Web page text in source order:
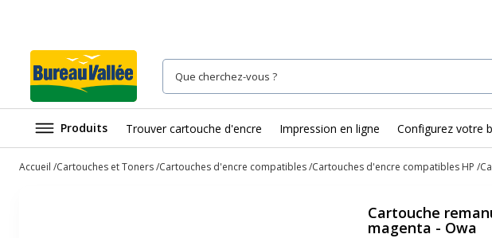
Produits Trouver cartouche d'encre Impression en ligne Configurez votre
Accueil Cartouches et Toners Cartouches d'encre compatibles Cartouches d'encre compatibles HP
Cartouche
magenta - Owa